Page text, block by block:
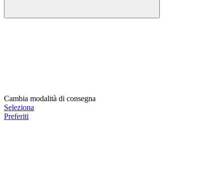
Cambia modalità di consegna
Seleziona
Preferiti